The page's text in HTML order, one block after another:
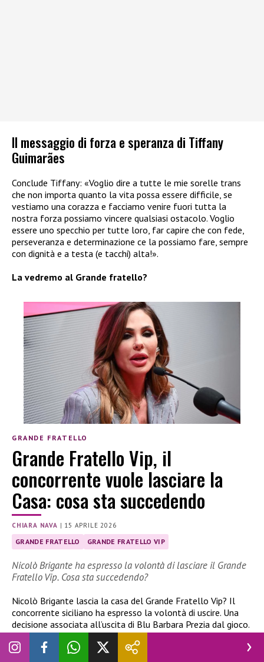
Il messaggio di forza e speranza di Tiffany
Guimarães
Conclude Tiffany: «Voglio dire a tutte le mie sorelle trans
che non importa quanto la vita possa essere difficile, se
vestiamo una corazza e facciamo venire fuori tutta la
nostra forza possiamo vincere qualsiasi ostacolo. Voglio
essere uno specchio per tutte loro, far capire che con fede,
perseveranza e determinazione ce la possiamo fare, sempre
con dignità e a testa (e tacchi) alta!».
La vedremo al Grande fratello?
GRANDE FRATELLO
Grande Fratello Vip, il
concorrente vuole lasciare la
Casa: cosa sta succedendo
CHIARA NAVA | 15 APRILE 2026
GRANDE FRATELLO GRANDE FRATELLO VIP
Nicolò Brigante ha espresso la volontà di lasciare il Grande
Fratello Vip. Cosa sta succedendo?
Nicolò Brigante lascia la casa del Grande Fratello Vip? Il
concorrente siciliano ha espresso la volontà di uscire. Una
decisione associata all’uscita di Blu Barbara Prezia dal gioco.
Nicolò Brigante lascia la casa del GF Vip?